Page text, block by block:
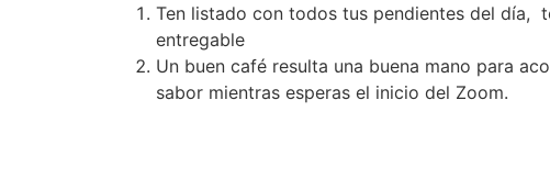
Ten listado con todos tus pendientes del día,
entregable
Un buen café resulta una buena mano para
sabor mientras esperas el inicio del Zoom.